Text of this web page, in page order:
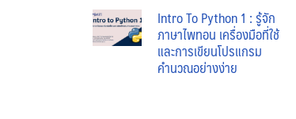
Intro To Python 1 : รู้จัก
ภาษาไพทอน เครื่องมือที่ใช้
และการเขียนโปรแกรม
คำนวณอย่างง่าย